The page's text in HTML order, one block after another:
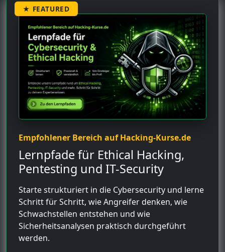
★ FEATURED
Empfohlener Bereich auf Hacking-Kurse.de
Lernpfade für Ethical Hacking,
Pentesting und IT-Security
Starte strukturiert in die Cybersecurity und lerne
Schritt für Schritt, wie Angreifer denken, wie
Schwachstellen entstehen und wie
Sicherheitsanalysen praktisch durchgeführt
werden.